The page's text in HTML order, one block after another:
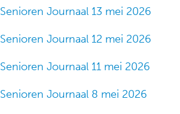
Senioren Journaal 13 mei 2026
Senioren Journaal 12 mei 2026
Senioren Journaal 11 mei 2026
Senioren Journaal 8 mei 2026